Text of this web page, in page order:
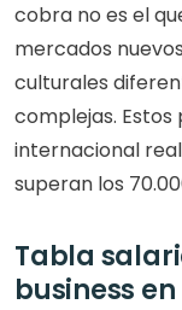
cobra no es el
mercados
culturales
complejas. Estos
internacional
superan los
Tabla
business